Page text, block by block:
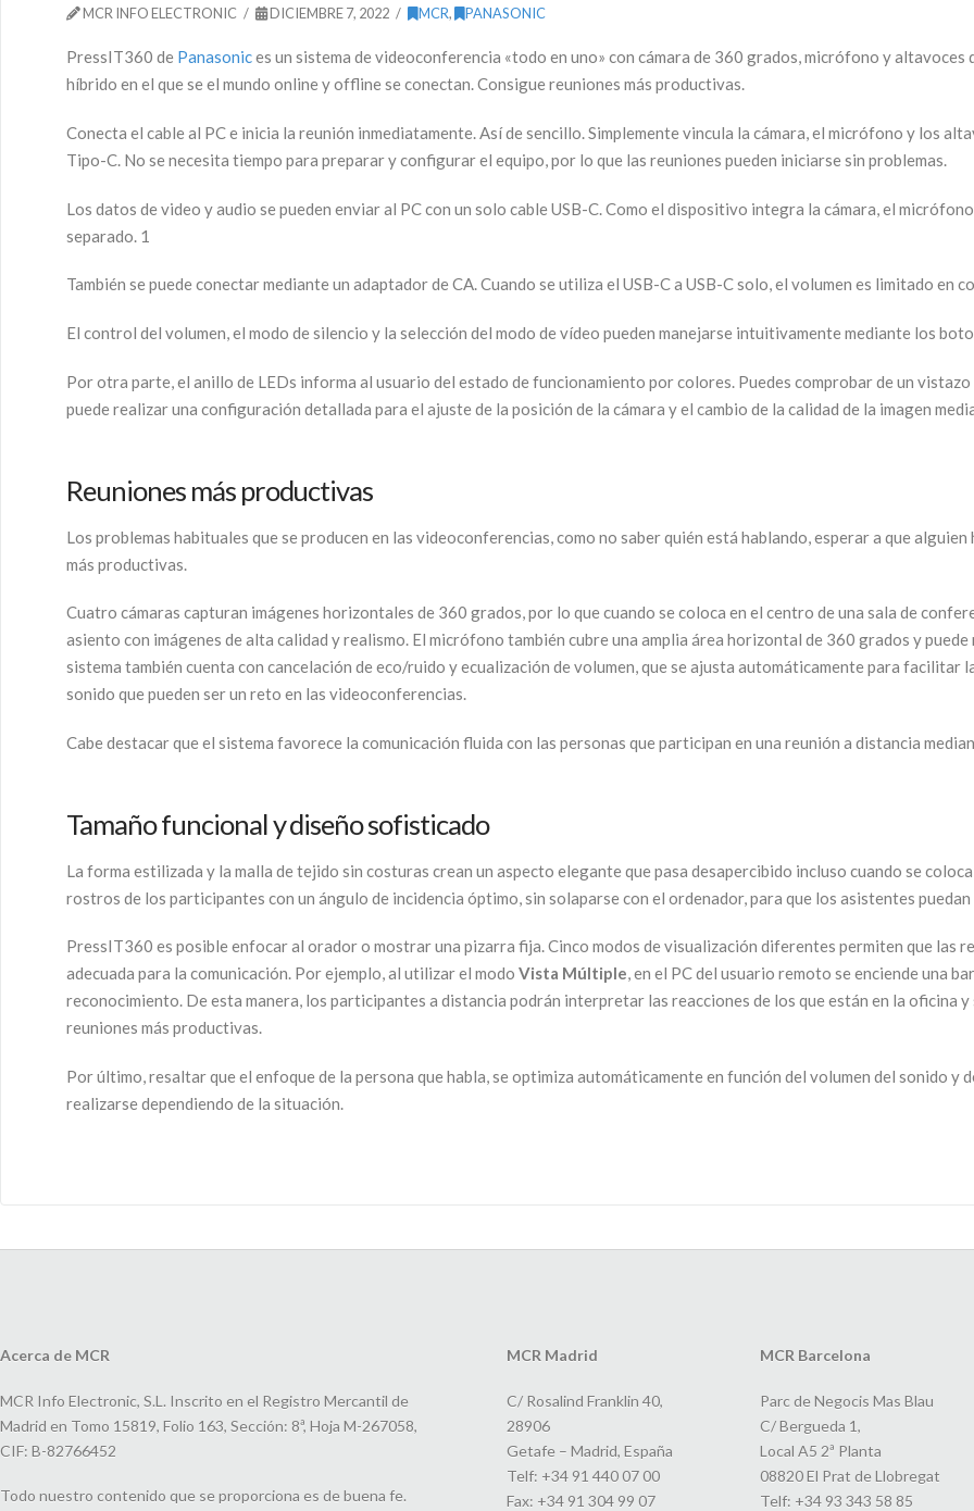
MCR INFO ELECTRONIC DICIEMBRE 7, 2022 MCR, PANASONIC
PressIT360 de Panasonices un sistema de videoconferencia «todo en uno» con cámara de 360 grados, micrófono y
híbrido en el que se el mundo online y offline se conectan. Consigue reuniones más productivas.
Conecta el cable al PC e inicia la reunión inmediatamente. Así de sencillo. Simplemente vincula la cámara, el micrófono y los
Tipo-C. No se necesita tiempo para preparar y configurar el equipo, por lo que las reuniones pueden iniciarse sin problemas.
Los datos de video y audio se pueden enviar al PC con un solo cable USB-C. Como el dispositivo integra la cámara, el
separado. 1
También se puede conectar mediante un adaptador de CA. Cuando se utiliza el USB-C a USB-C solo, el volumen es limitado en
El control del volumen, el modo de silencio y la selección del modo de vídeo pueden manejarse intuitivamente mediante los
Por otra parte, el anillo de LEDs informa al usuario del estado de funcionamiento por colores. Puedes comprobar de un
puede realizar una configuración detallada para el ajuste de la posición de la cámara y el cambio de la calidad de la imagen
Reuniones más productivas
Los problemas habituales que se producen en las videoconferencias, como no saber quién está hablando, esperar a que
más productivas.
Cuatro cámaras capturan imágenes horizontales de 360 grados, por lo que cuando se coloca en el centro de una sala de
asiento con imágenes de alta calidad y realismo. El micrófono también cubre una amplia área horizontal de 360 grados y
sistema también cuenta con cancelación de eco/ruido y ecualización de volumen, que se ajusta automáticamente para facilitar
sonido que pueden ser un reto en las videoconferencias.
Cabe destacar que el sistema favorece la comunicación fluida con las personas que participan en una reunión a distancia
Tamaño funcional y diseño sofisticado
La forma estilizada y la malla de tejido sin costuras crean un aspecto elegante que pasa desapercibido incluso cuando se
rostros de los participantes con un ángulo de incidencia óptimo, sin solaparse con el ordenador, para que los asistentes
PressIT360 es posible enfocar al orador o mostrar una pizarra fija. Cinco modos de visualización diferentes permiten que las
adecuada para la comunicación. Por ejemplo, al utilizar el modo Vista Múltiple, en el PC del usuario remoto se enciende una
reconocimiento. De esta manera, los participantes a distancia podrán interpretar las reacciones de los que están en la oficina
reuniones más productivas.
Por último, resaltar que el enfoque de la persona que habla, se optimiza automáticamente en función del volumen del sonido y
realizarse dependiendo de la situación.
Acerca de MCR
MCR Info Electronic, S.L. Inscrito en el Registro Mercantil de
Madrid en Tomo 15819, Folio 163, Sección: 8ª, Hoja M-267058,
CIF: B-82766452
Todo nuestro contenido que se proporciona es de buena fe.
MCR Madrid
C/ Rosalind Franklin 40,
28906
Getafe – Madrid, España
Telf: +34 91 440 07 00
Fax: +34 91 304 99 07
MCR Barcelona
Parc de Negocis Mas Blau
C/ Bergueda 1,
Local A5 2ª Planta
08820 El Prat de Llobregat
Telf: +34 93 343 58 85